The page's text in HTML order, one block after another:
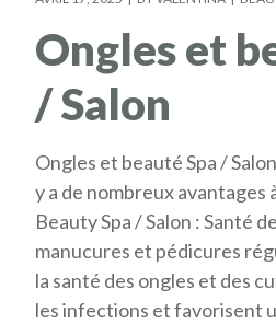
Ongles et
/ Salon
Ongles et beauté Spa /
y a de nombreux avantages
Beauty Spa / Salon : Santé
manucures et pédicures
la santé des ongles et des
les infections et favorisent